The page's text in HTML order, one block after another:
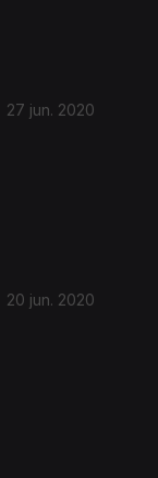
27 jun. 2020
20 jun. 2020